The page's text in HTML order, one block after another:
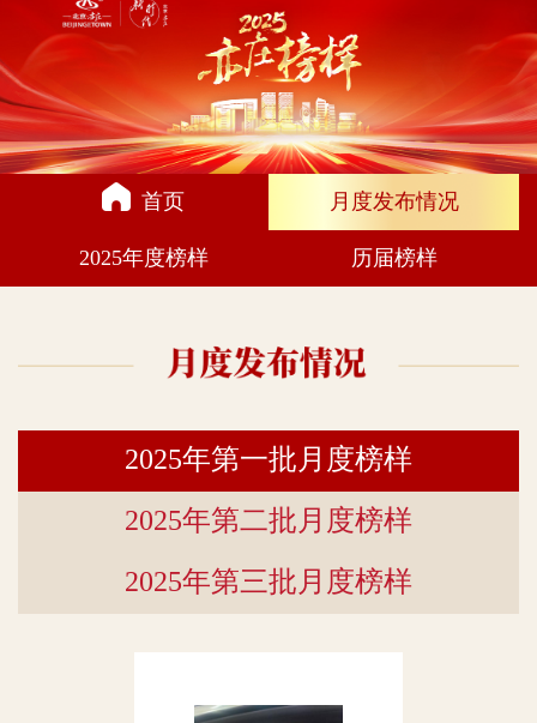
首页 月度发布情况
2025年度榜样 历届榜样
2025年第一批月度榜样
2025年第二批月度榜样
2025年第三批月度榜样